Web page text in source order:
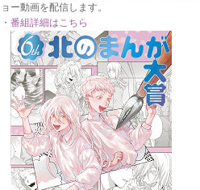
ョー動画を配信します。
・ 番組詳細はこちら